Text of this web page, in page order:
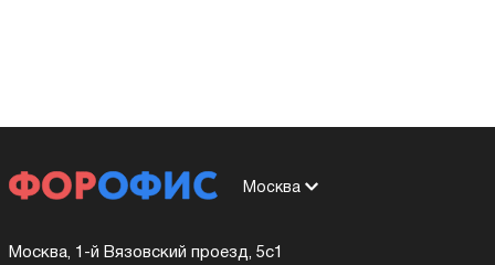
Москва
Москва, 1-й Вязовский проезд, 5с1